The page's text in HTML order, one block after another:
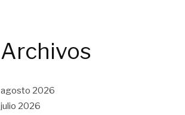
Archivos
agosto 2026
julio 2026